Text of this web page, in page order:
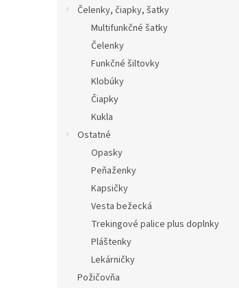
Čelenky, čiapky, šatky
Multifunkčné šatky
Čelenky
Funkčné šiltovky
Klobúky
Čiapky
Kukla
Ostatné
Opasky
Peňaženky
Kapsičky
Vesta bežecká
Trekingové palice plus doplnky
Pláštenky
Lekárničky
Požičovňa